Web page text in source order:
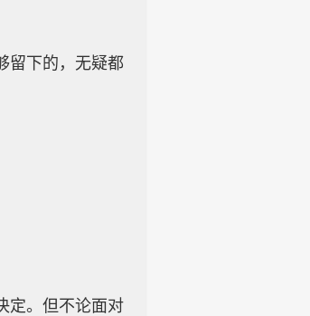
留下的，无疑都
定。但不论面对